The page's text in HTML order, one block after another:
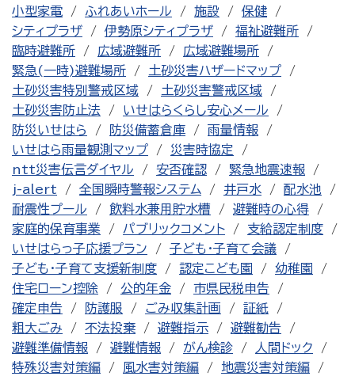
小型家電 ふれあいホール 施設
保健
シティプラザ
伊勢原シティプラザ
福祉避難所
臨時避難所
広域避難所
広域避難場所
緊急(一時)避難場所
土砂災害ハザードマップ
土砂災害特別警戒区域
土砂災害警戒区域
土砂災害防止法
いせはらくらし安心メール
防災いせはら
防災備蓄倉庫
雨量情報
いせはら雨量観測マップ
災害時協定
ntt災害伝言ダイヤル
安否確認
緊急地震速報
j-alert
全国瞬時警報システム 井戸水
配水池
耐震性プール
飲料水兼用貯水槽
避難時の心得
家庭的保育事業
パブリックコメント
支給認定制度
いせはらっ子応援プラン
子ども・子育て会議
子ども・子育て支援新制度
認定こども園
幼稚園
住宅ローン控除
公的年金
市県民税申告
確定申告
防護服 ごみ収集計画
証紙
粗大ごみ
不法投棄 避難指示
避難勧告
避難準備情報
避難情報 がん検診
人間ドック
特殊災害対策編
風水害対策編
地震災害対策編